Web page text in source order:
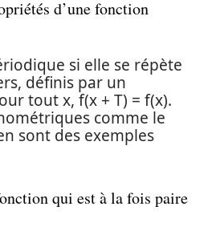
d’une fonction
si elle se répète
définis par un
tout x, f(x + T) = f(x).
comme le
sont des exemples
qui est à la fois paire